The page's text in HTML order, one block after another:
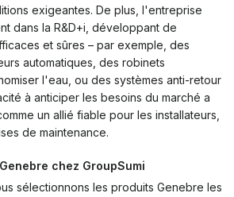
exigeantes. De plus, l'entreprise
dans la R&D+i, développant de
et sûres – par exemple, des
automatiques, des robinets
l'eau, ou des systèmes anti-retour
à anticiper les besoins du marché a
un allié fiable pour les installateurs,
de maintenance.
chez GroupSumi
sélectionnons les produits Genebre les